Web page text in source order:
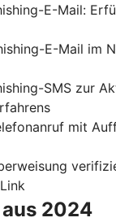
E-Mail:
E-Mail im
SMS zur
mit
2024